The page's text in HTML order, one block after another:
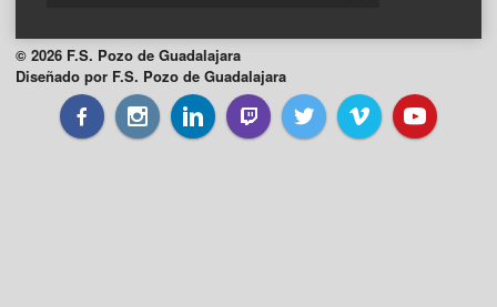
© 2026 F.S. Pozo de Guadalajara
Diseñado por F.S. Pozo de Guadalajara